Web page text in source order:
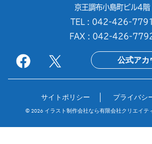
京王調布小島町ビル4階
TEL : 042-426-7791
FAX : 042-426-
公式アカ
サイトポリシー プライバシ
© 2026 イラスト制作会社なら有限会社クリエイテ